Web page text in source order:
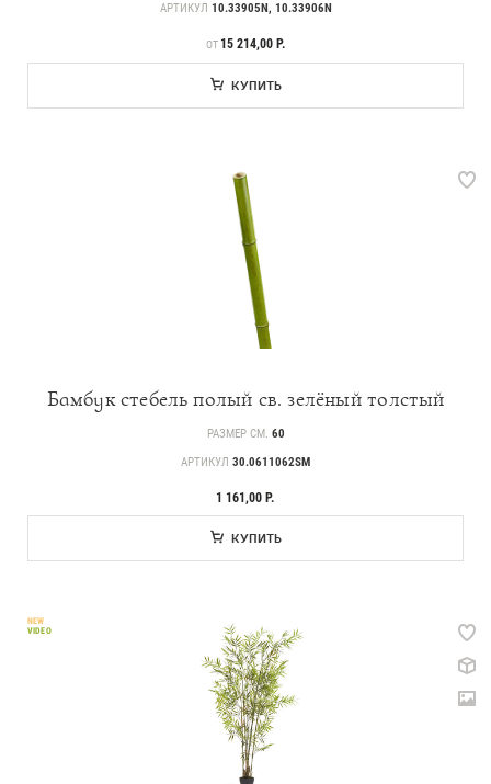
АРТИКУЛ 10.33905N, 10.33906N
ЦЕНА
ОТ 15 214,00 Р.
КУПИТЬ
Бамбук стебель полый св. зелёный толстый
РАЗМЕР СМ. 60
АРТИКУЛ 30.0611062SM
1 161,00 Р.
КУПИТЬ
NEW
VIDEO
Растения, кусты, мох и трава